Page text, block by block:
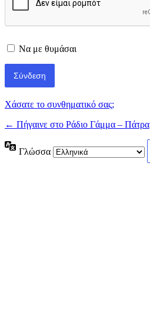
Να με θυμάσαι
Χάσατε το συνθηματικό σας;
← Πήγαινε στο Ράδιο Γάμμα – Πάτρα
Γλώσσα